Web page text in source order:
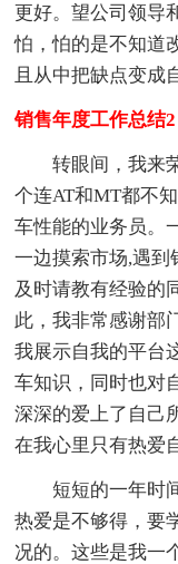
更好。望公司领导
怕，怕的是不知道
且从中把缺点变成
销售年度工作总结2
转眼间，我来荣
个连AT和MT都不
车性能的业务员。
一边摸索市场,遇
及时请教有经验的
此，我非常感谢部
我展示自我的平台
车知识，同时也对
深深的爱上了自己
在我心里只有热爱
短短的一年时间
热爱是不够得，要
况的。这些是我一